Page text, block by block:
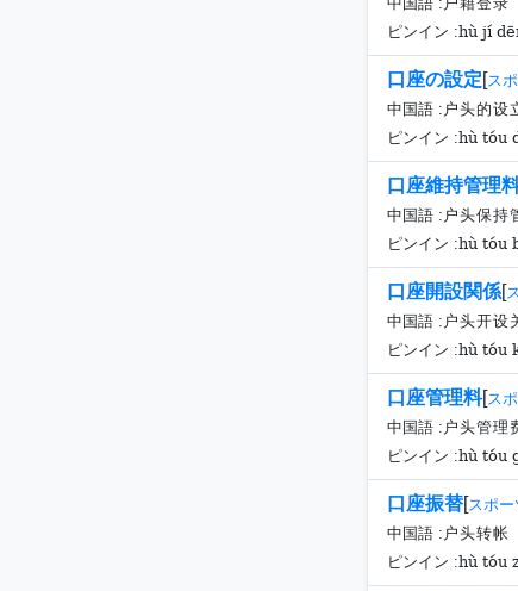
户籍登录
ピンイン :hù jí
口座の設定[ス
中国語 : 户头的设
ピンイン :hù tóu
口座維持管理
中国語 : 户头保持
ピンイン :hù tóu
口座開設関係[
中国語 : 户头开设
ピンイン :hù tóu
口座管理料[ス
中国語 : 户头管理
ピンイン :hù tóu
口座振替[スポー
中国語 : 户头转帐
ピンイン :hù tóu